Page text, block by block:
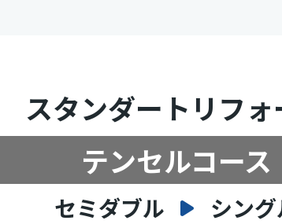
スタンダートリフォ
テンセルコース
セミダブル シン